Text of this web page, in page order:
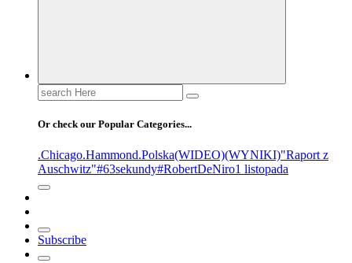
Or check our Popular Categories...
.Chicago.Hammond.Polska(WIDEO)(WYNIKI)"Raport z
Auschwitz"#63sekundy#RobertDeNiro1 listopada
Subscribe